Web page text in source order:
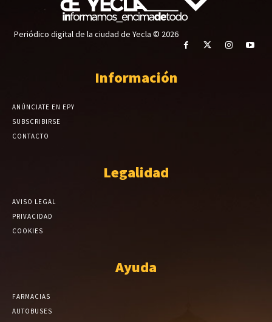
Periódico digital de la ciudad de Yecla © 2026
Información
ANÚNCIATE EN EPY
SUBSCRIBIRSE
CONTACTO
Legalidad
AVISO LEGAL
PRIVACIDAD
COOKIES
Ayuda
FARMACIAS
AUTOBUSES